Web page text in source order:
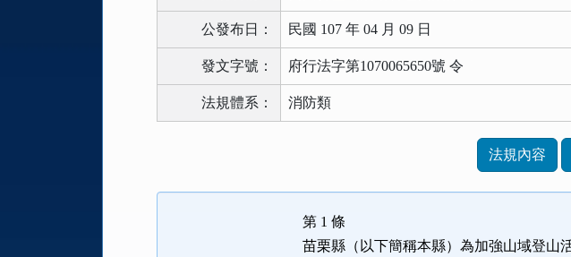
公發布日： 民國 107 年 04 月 09 日
發文字號： 府行法字第1070065650號 令
法規體系： 消防類
功
法規內容
第 1 條
苗栗縣（以下簡稱本縣）為加強山域登山